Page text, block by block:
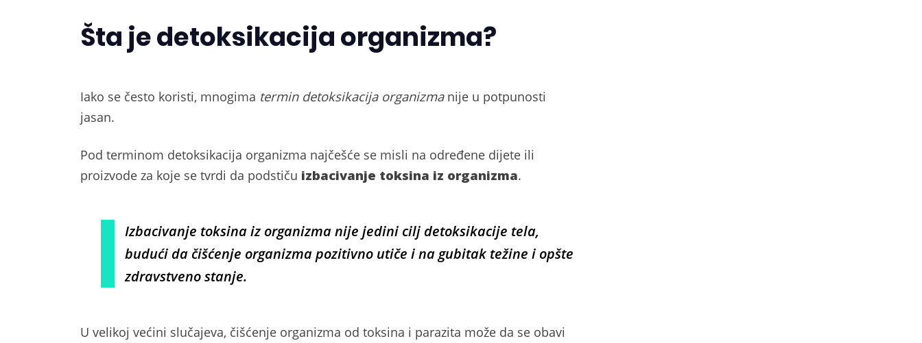
Šta je detoksikacija organizma?
Iako se često koristi, mnogima termin detoksikacija organizmanije u potpunosti
jasan.
Pod terminom detoksikacija organizma najčešće se misli na određene dijete ili
proizvode za koje se tvrdi da podstiču izbacivanje toksina iz organizma.
Izbacivanje toksina iz organizma nije jedini cilj detoksikacije tela,
budući da čišćenje organizma pozitivno utiče i na gubitak težine i opšte
zdravstveno stanje.
U velikoj većini slučajeva, čišćenje organizma od toksina i parazita može da se obavi